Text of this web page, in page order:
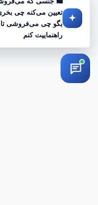
تعیین می‌کنه چی
بگو چی می‌فروشی تا
راهنماییت کنم